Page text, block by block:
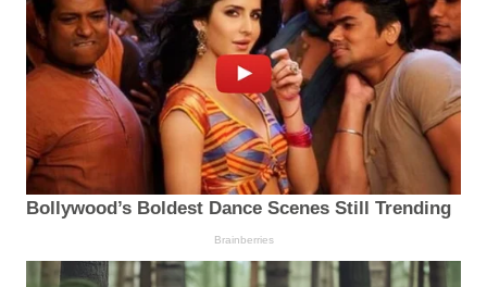
Bollywood’s Boldest Dance Scenes Still Trending
Brainberries